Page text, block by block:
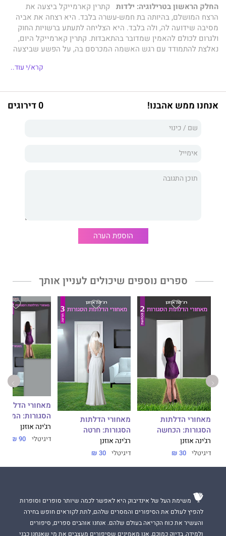
החלק הראשון בטרילוגיה: ילדות קתרין קארמייקל ביצעה את
הרצח המושלם, בהיותה בת חמש-עשרה בלבד. היא רצחה את אביה
מסיבה שידועה לה, ולה בלבד. היא הצליחה לתעתע ברשויות החוק
ולגרום לכולם להאמין שמדובר בהתאבדות. קתרין קארמייקל היום,
נאלצת להתמודד עם רגש האשמה המכרסם בה, על הפשע שביצעה
סיפור זיכרונותיה ואהבותיה של ד"ר קתרין קארמייקל, שנוצלה מינית
הניצול.
קרא/י עוד..
אנחנו ממש אהבנו! 0 דירוגים
הוספת הערה
ספרים נוספים שיכולים לעניין אותך
מאחורי הדלתות
הסגורות: הכחשה
רג'ינה אוזנן
דיגיטלי 30 ₪
מאחורי הדלתות
הסגורות: חרטה
רג'ינה אוזנן
דיגיטלי 30 ₪
מאחורי הדלתות
הסגורות:
רג'ינה אוזנן
דיגיטלי 90 ₪
משימת העל של אינדיבוק היא לאפשר לכמה שיותר סופרים וסופרות
להפיץ לעולם את הסיפורים והמסרים שלהם, לתת לקוראים חופש בחירה
והעשיר את כוח הקריאה בעולם שלהם. אנחנו אוהבים ספרים, סיפורים
ולמידה, בדיוק כמוכם, אנו מאמינים שסיפורים מעצבים את מי שאנחנו כבני